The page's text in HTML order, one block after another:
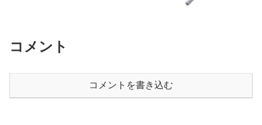
コメント
コメントを書き込む